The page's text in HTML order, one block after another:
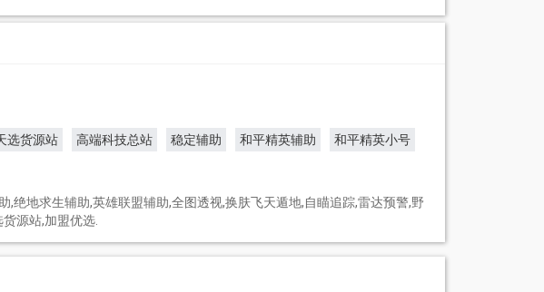
选货源站 高端科技总站 稳定辅助 和平精英辅助 和平精英小号
绝地求生辅助,英雄联盟辅助,全图透视,换肤飞天遁地,自瞄追踪,雷达预警,野
源站,加盟优选.